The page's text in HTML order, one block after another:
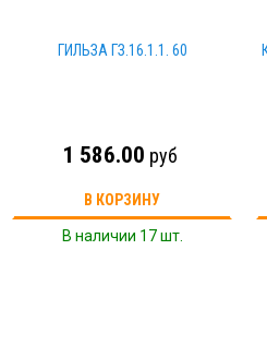
ГИЛЬЗА ГЗ.16.1.1. 60
1 586.00 руб
В КОРЗИНУ
В наличии 17 шт.